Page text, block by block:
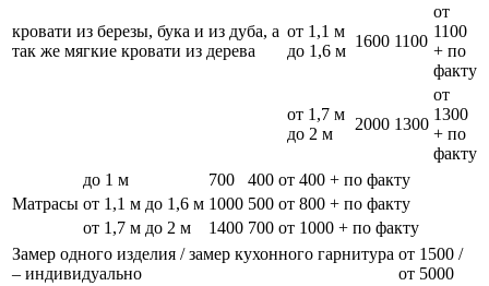
кровати из березы, бука и из дуба, а
так же мягкие кровати из дерева
от 1,1 м
до 1,6 м
1600 1100
от
1100
+ по
факту
от 1,7 м
до 2 м
2000 1300
от
1300
+ по
факту
Матрасы
до 1 м 700 400 от 400 + по факту
от 1,1 м до 1,6 м 1000 500 от 800 + по факту
от 1,7 м до 2 м
1400 700 от 1000 + по факту
Замер одного изделия / замер кухонного гарнитура
– индивидуально
от 1500 /
от 5000